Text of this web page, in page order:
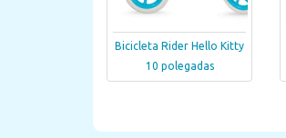
Bicicleta Rider Hello Kitty
10 polegadas